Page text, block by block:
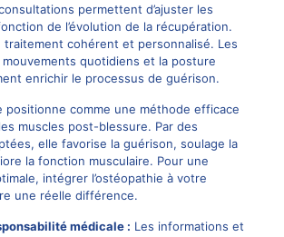
permettent d’ajuster les
de l’évolution de la récupération.
traitement cohérent et personnalisé. Les
quotidiens et la posture
enrichir le processus de guérison.
positionne comme une méthode efficace
muscles post-blessure. Par des
elle favorise la guérison, soulage la
la fonction musculaire. Pour une
intégrer l’ostéopathie à votre
une réelle différence.
médicale : Les informations et